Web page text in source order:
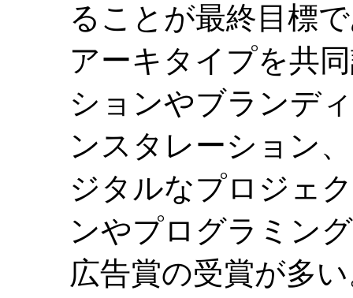
ることが最終目標
アーキタイプを共
ションやブランデ
ンスタレーション
ジタルなプロジェ
ンやプログラミン
広告賞の受賞が多